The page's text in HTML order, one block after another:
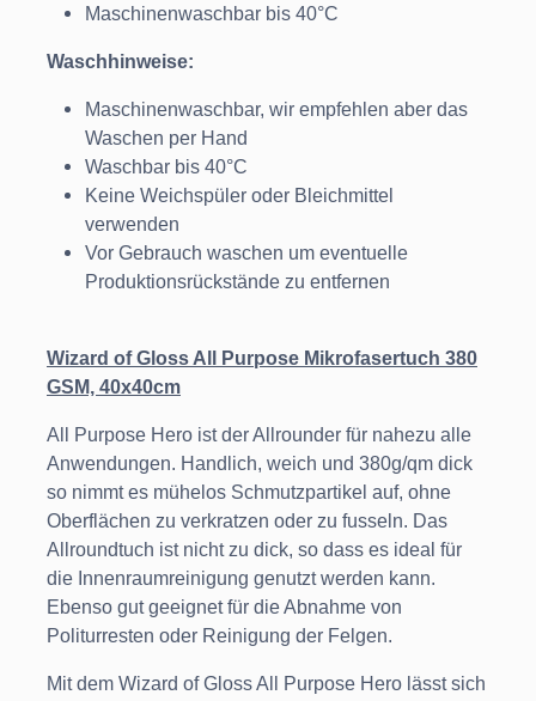
Maschinenwaschbar bis 40°C
Waschhinweise:
Maschinenwaschbar, wir empfehlen aber das
Waschen per Hand
Waschbar bis 40°C
Keine Weichspüler oder Bleichmittel
verwenden
Vor Gebrauch waschen um eventuelle
Produktionsrückstände zu entfernen
Wizard of Gloss All Purpose Mikrofasertuch 380
GSM, 40x40cm
All Purpose Hero ist der Allrounder für nahezu alle
Anwendungen. Handlich, weich und 380g/qm dick
so nimmt es mühelos Schmutzpartikel auf, ohne
Oberflächen zu verkratzen oder zu fusseln. Das
Allroundtuch ist nicht zu dick, so dass es ideal für
die Innenraumreinigung genutzt werden kann.
Ebenso gut geeignet für die Abnahme von
Politurresten oder Reinigung der Felgen.
Mit dem Wizard of Gloss All Purpose Hero lässt sich